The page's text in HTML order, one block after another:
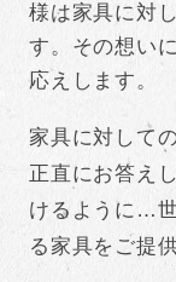
様は家具に対
す。その想い
応えします。
家具に対して
正直にお答え
けるように…
る家具をご提